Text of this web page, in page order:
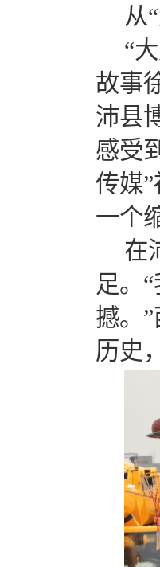
从
“
故事
沛县
感受
传媒
一个
在
足。
撼。
历史